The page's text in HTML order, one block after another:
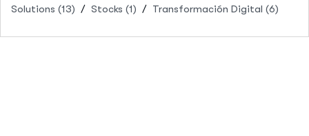
Solutions (13) Stocks (1) Transformación Digital (6)